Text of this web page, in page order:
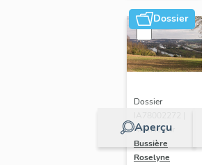
Dossier
Aperçu
Dossier
Réalisé par
Bussière
Roselyne